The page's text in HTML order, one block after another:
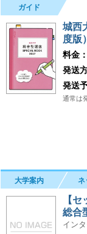
ガイド
城西
度版）
料金：
発送
発送
通常は
大学案内 ネ
【
総合
イン